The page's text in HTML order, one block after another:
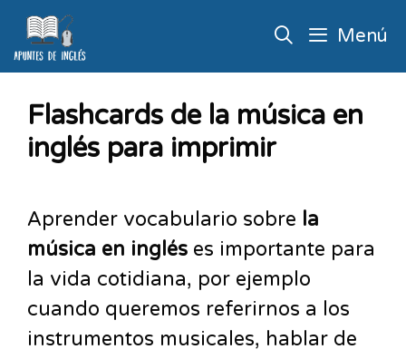
Menú
Flashcards de la música en
inglés para imprimir
Aprender vocabulario sobre la
música en inglés es importante para
la vida cotidiana, por ejemplo
cuando queremos referirnos a los
instrumentos musicales, hablar de